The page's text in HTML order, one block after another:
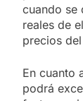
cuando se
reales de
precios
En cuanto
podrá